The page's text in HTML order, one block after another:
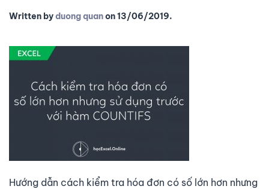
Written byduong quanon13/06/2019.
Hướng dẫn cách kiểm tra hóa đơn có số lớn hơn nhưng